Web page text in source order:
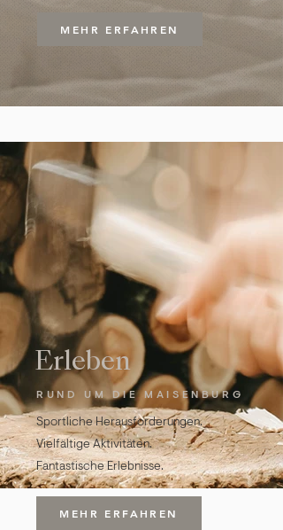
MEHR ERFAHREN
Erleben
RUND UM DIE MAISENBURG
Sportliche Herausforderungen.
Vielfältige Aktivitäten.
Fantastische Erlebnisse.
MEHR ERFAHREN